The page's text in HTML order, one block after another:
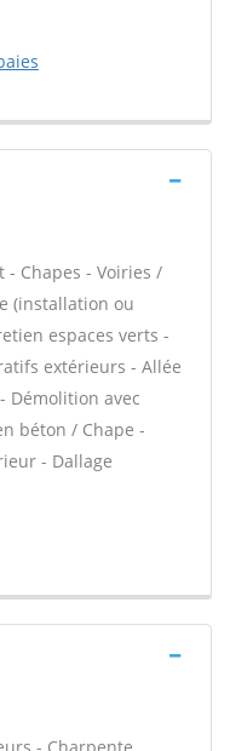
- Chapes - Voiries /
(installation ou
espaces verts -
extérieurs - Allée
Démolition avec
béton / Chape -
- Dallage